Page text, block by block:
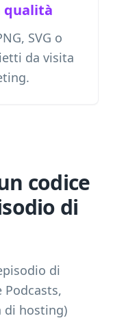
qualità
SVG o
da visita
codice
di
di
Podcasts,
di hosting)